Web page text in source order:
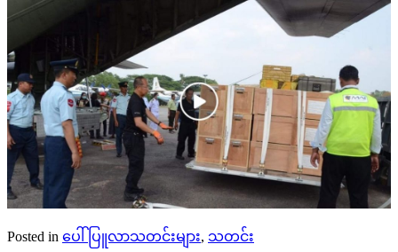
Posted in ပေါ်ပြူလာသတင်းများ, သတင်း